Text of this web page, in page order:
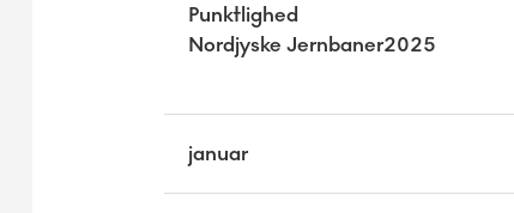
Punktlighed
Nordjyske Jernbaner2025
januar